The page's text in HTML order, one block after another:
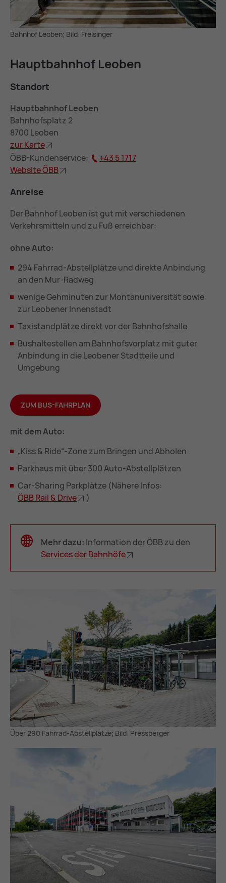
Bahnhof Leoben; Bild: Freisinger
Haupt­bahn­hof Leo­ben
Stand­ort
Hauptbahnhof Leoben
Bahnhofsplatz 2
8700 Leoben
zur Kar­te
ÖBB-Kundenservice:
+43 5 1717
Web­site ÖBB
An­rei­se
Der Bahnhof Leoben ist gut mit verschiedenen
Verkehrsmitteln und zu Fuß erreichbar:
ohne Auto:
294 Fahrrad-Abstellplätze und direkte Anbindung
an den Mur-Radweg
wenige Gehminuten zur Montanuniversität sowie
zur Leobener Innenstadt
Taxistandplätze direkt vor der Bahnhofshalle
Bushaltestellen am Bahnhofsvorplatz mit guter
Anbindung in die Leobener Stadtteile und
Umgebung
ZUM BUS-FAHRPLAN
mit dem Auto:
„Kiss & Ride“-Zone zum Bringen und Abholen
Parkhaus mit über 300 Auto-Abstellplätzen
Car-Sharing Parkplätze (Nähere Infos:
ÖBB Rail & Dri­ve
)
Mehr dazu: Information der ÖBB zu den
Ser­vices der Bahn­hö­fe
Über 290 Fahrrad-Abstellplätze; Bild: Pressberger